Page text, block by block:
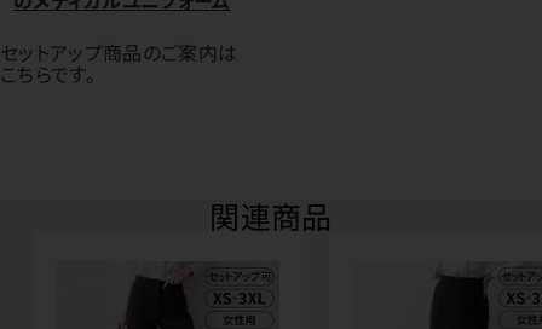
セットアップ商品のご案内は
こちらです。
関連商品